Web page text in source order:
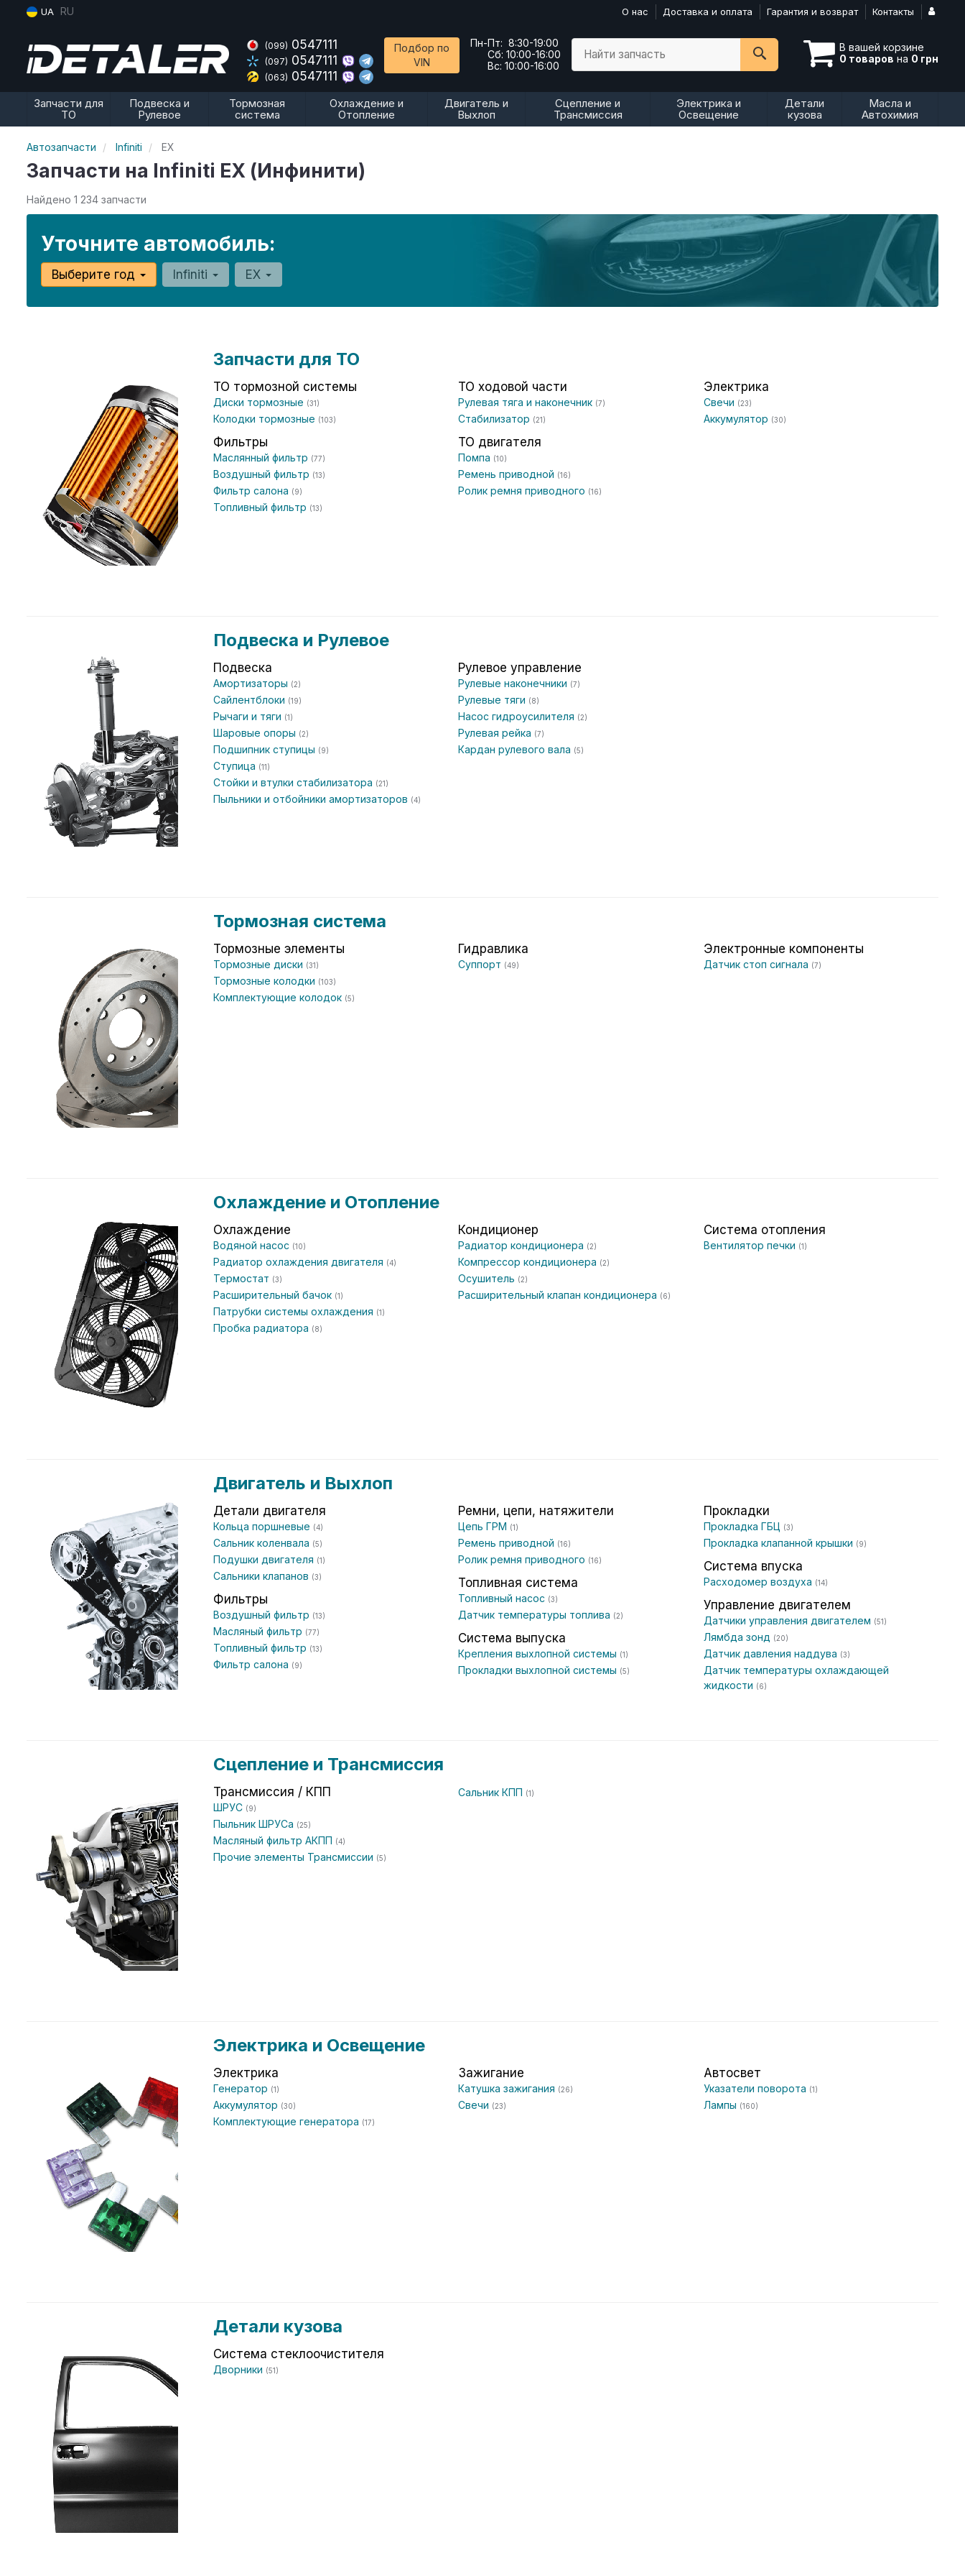
UA RU О нас Доставка и оплата Гарантия и возврат Контакты
(099) 0547111
(097) 0547111
(063) 0547111
Подбор по
VIN
Пн-Пт: 8:30-19:00
Сб: 10:00-16:00
Вс: 10:00-16:00
В вашей корзине
0 товаров на 0 грн
Найти запчасть
Запчасти для
ТО
Подвеска и
Рулевое
Тормозная
система
Охлаждение и
Отопление
Двигатель и
Выхлоп
Сцепление и
Трансмиссия
Электрика и
Освещение
Детали
кузова
Масла и
Автохимия
Автозапчасти Infiniti EX
Запчасти на Infiniti EX (Инфинити)
Найдено 1 234 запчасти
Уточните автомобиль:
Выберите год Infiniti EX
Запчасти для ТО
ТО тормозной системы
Диски тормозные (31)
Колодки тормозные (103)
ТО ходовой части
Рулевая тяга и наконечник (7)
Стабилизатор (21)
Электрика
Свечи (23)
Аккумулятор (30)
Фильтры
Маслянный фильтр (77)
Воздушный фильтр (13)
Фильтр салона (9)
Топливный фильтр (13)
ТО двигателя
Помпа (10)
Ремень приводной (16)
Ролик ремня приводного (16)
Подвеска и Рулевое
Подвеска
Амортизаторы (2)
Сайлентблоки (19)
Рычаги и тяги (1)
Шаровые опоры (2)
Подшипник ступицы (9)
Ступица (11)
Стойки и втулки стабилизатора (21)
Пыльники и отбойники амортизаторов (4)
Рулевое управление
Рулевые наконечники (7)
Рулевые тяги (8)
Насос гидроусилителя (2)
Рулевая рейка (7)
Кардан рулевого вала (5)
Тормозная система
Тормозные элементы
Тормозные диски (31)
Тормозные колодки (103)
Комплектующие колодок (5)
Гидравлика
Суппорт (49)
Электронные компоненты
Датчик стоп сигнала (7)
Охлаждение и Отопление
Охлаждение
Водяной насос (10)
Радиатор охлаждения двигателя (4)
Термостат (3)
Расширительный бачок (1)
Патрубки системы охлаждения (1)
Пробка радиатора (8)
Кондиционер
Радиатор кондиционера (2)
Компрессор кондиционера (2)
Осушитель (2)
Расширительный клапан кондиционера (6)
Система отопления
Вентилятор печки (1)
Двигатель и Выхлоп
Детали двигателя
Кольца поршневые (4)
Сальник коленвала (5)
Подушки двигателя (1)
Сальники клапанов (3)
Ремни, цепи, натяжители
Цепь ГРМ (1)
Ремень приводной (16)
Ролик ремня приводного (16)
Прокладки
Прокладка ГБЦ (3)
Прокладка клапанной крышки (9)
Система впуска
Расходомер воздуха (14)
Топливная система
Топливный насос (3)
Датчик температуры топлива (2)
Фильтры
Воздушный фильтр (13)
Масляный фильтр (77)
Топливный фильтр (13)
Фильтр салона (9)
Управление двигателем
Датчики управления двигателем (51)
Лямбда зонд (20)
Датчик давления наддува (3)
Датчик температуры охлаждающей
жидкости (6)
Система выпуска
Крепления выхлопной системы (1)
Прокладки выхлопной системы (5)
Сцепление и Трансмиссия
Трансмиссия / КПП
ШРУС (9)
Пыльник ШРУСа (25)
Масляный фильтр АКПП (4)
Прочие элементы Трансмиссии (5)
Сальник КПП (1)
Электрика и Освещение
Электрика
Генератор (1)
Аккумулятор (30)
Комплектующие генератора (17)
Зажигание
Катушка зажигания (26)
Свечи (23)
Автосвет
Указатели поворота (1)
Лампы (160)
Детали кузова
Система стеклоочистителя
Дворники (51)